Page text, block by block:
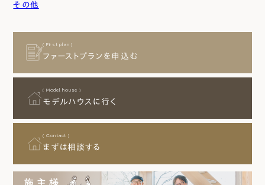
その他
( First plan )
ファーストプランを申込む
( Model house )
モデルハウスに行く
( Contact )
まずは相談する